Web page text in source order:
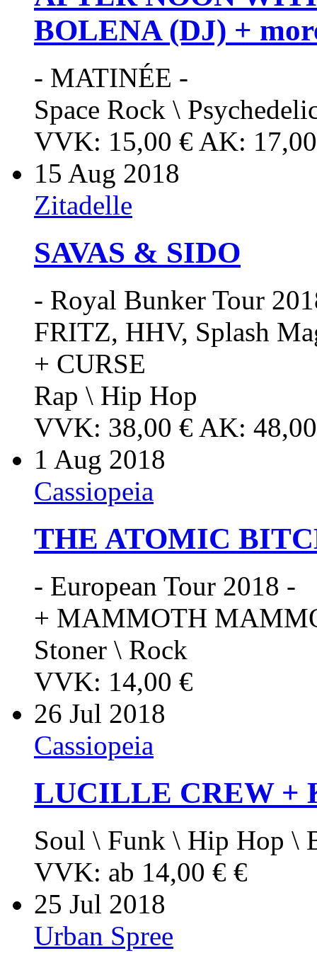
BOLENA (DJ) +
- MATINÉE -
Space Rock \
VVK: 15,00 € AK:
15 Aug 2018
Zitadelle
SAVAS & SIDO
- Royal Bunker Tour
FRITZ, HHV, Splash
+ CURSE
Rap \ Hip Hop
VVK: 38,00 € AK:
1 Aug 2018
Cassiopeia
THE ATOMIC
- European Tour 2018 -
+ MAMMOTH
Stoner \ Rock
VVK: 14,00 €
26 Jul 2018
Cassiopeia
LUCILLE CREW +
Soul \ Funk \ Hip Hop \
VVK: ab 14,00 € €
25 Jul 2018
Urban Spree